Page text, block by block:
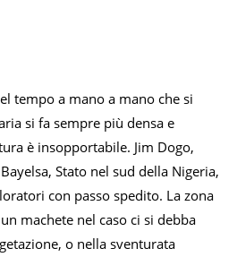
tempo a mano a mano che si
si fa sempre più densa e
è insopportabile. Jim Dogo,
Stato nel sud della Nigeria,
con passo spedito. La zona
machete nel caso ci si debba
o nella sventurata